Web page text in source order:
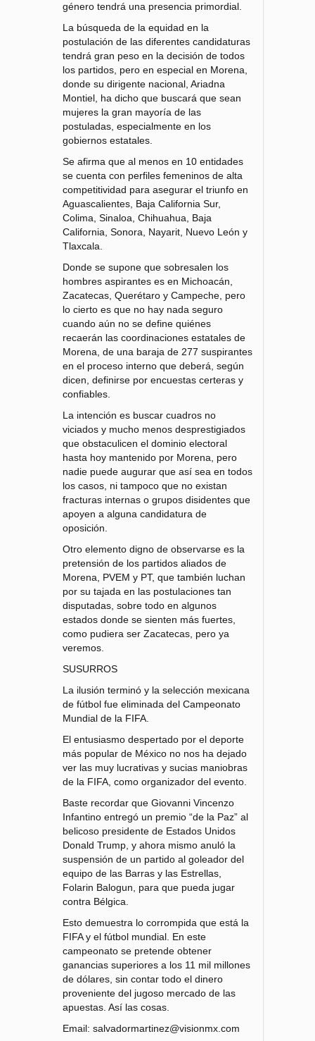
género tendrá una presencia primordial.
La búsqueda de la equidad en la
postulación de las diferentes candidaturas
tendrá gran peso en la decisión de todos
los partidos, pero en especial en Morena,
donde su dirigente nacional, Ariadna
Montiel, ha dicho que buscará que sean
mujeres la gran mayoría de las
postuladas, especialmente en los
gobiernos estatales.
Se afirma que al menos en 10 entidades
se cuenta con perfiles femeninos de alta
competitividad para asegurar el triunfo en
Aguascalientes, Baja California Sur,
Colima, Sinaloa, Chihuahua, Baja
California, Sonora, Nayarit, Nuevo León y
Tlaxcala.
Donde se supone que sobresalen los
hombres aspirantes es en Michoacán,
Zacatecas, Querétaro y Campeche, pero
lo cierto es que no hay nada seguro
cuando aún no se define quiénes
recaerán las coordinaciones estatales de
Morena, de una baraja de 277 suspirantes
en el proceso interno que deberá, según
dicen, definirse por encuestas certeras y
confiables.
La intención es buscar cuadros no
viciados y mucho menos desprestigiados
que obstaculicen el dominio electoral
hasta hoy mantenido por Morena, pero
nadie puede augurar que así sea en todos
los casos, ni tampoco que no existan
fracturas internas o grupos disidentes que
apoyen a alguna candidatura de
oposición.
Otro elemento digno de observarse es la
pretensión de los partidos aliados de
Morena, PVEM y PT, que también luchan
por su tajada en las postulaciones tan
disputadas, sobre todo en algunos
estados donde se sienten más fuertes,
como pudiera ser Zacatecas, pero ya
veremos.
SUSURROS
La ilusión terminó y la selección mexicana
de fútbol fue eliminada del Campeonato
Mundial de la FIFA.
El entusiasmo despertado por el deporte
más popular de México no nos ha dejado
ver las muy lucrativas y sucias maniobras
de la FIFA, como organizador del evento.
Baste recordar que Giovanni Vincenzo
Infantino entregó un premio “de la Paz” al
belicoso presidente de Estados Unidos
Donald Trump, y ahora mismo anuló la
suspensión de un partido al goleador del
equipo de las Barras y las Estrellas,
Folarin Balogun, para que pueda jugar
contra Bélgica.
Esto demuestra lo corrompida que está la
FIFA y el fútbol mundial. En este
campeonato se pretende obtener
ganancias superiores a los 11 mil millones
de dólares, sin contar todo el dinero
proveniente del jugoso mercado de las
apuestas. Así las cosas.
Email: salvadormartinez@visionmx.com